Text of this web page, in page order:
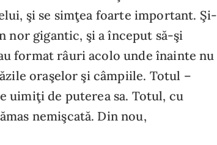
şi se simţea foarte important. Şi-
nor gigantic, şi a început să-şi
format râuri acolo unde înainte nu
oraşelor şi câmpiile. Totul –
uimiţi de puterea sa. Totul, cu
nemişcată. Din nou,